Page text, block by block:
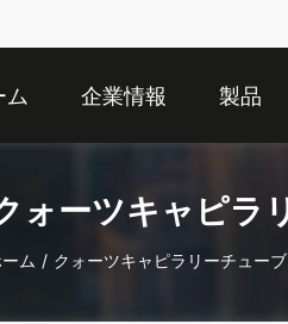
ム 企業情報 製品
ォーツキャピラ
ム / クォーツキャピラリーチューブ